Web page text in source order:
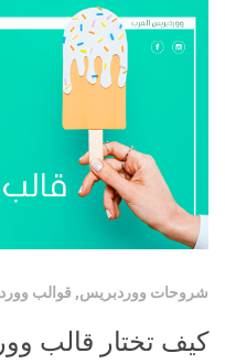
شروحات ووردبريس, قوالب
كيف تختار قالب